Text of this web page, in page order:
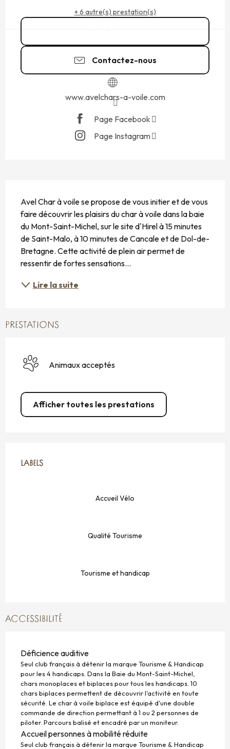
+ 6 autre(s) prestation(s)
Contactez-nous
www.avelchars-a-voile.com
Page Facebook
Page Instagram
Avel Char à voile se propose de vous initier et de vous
faire découvrir les plaisirs du char à voile dans la baie
du Mont-Saint-Michel, sur le site d'Hirel à 15 minutes
de Saint-Malo, à 10 minutes de Cancale et de Dol-de-
Bretagne. Cette activité de plein air permet de
ressentir de fortes sensations...
Lire la suite
PRESTATIONS
Animaux acceptés
Afficher toutes les prestations
LABELS
LABELS
Accueil Vélo
Qualité Tourisme
Tourisme et handicap
ACCESSIBILITÉ
Déficience auditive
Seul club français à détenir la marque Tourisme & Handicap
pour les 4 handicaps. Dans la Baie du Mont-Saint-Michel,
chars monoplaces et biplaces pour tous les handicaps. 10
chars biplaces permettent de découvrir l'activité en toute
sécurité. Le char à voile biplace est équipé d'une double
commande de direction permettant à 1 ou 2 personnes de
piloter. Parcours balisé et encadré par un moniteur.
Accueil personnes à mobilité réduite
Seul club français à détenir la marque Tourisme & Handicap